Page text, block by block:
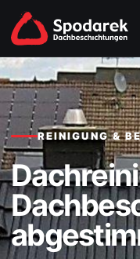
REINIGUNG &